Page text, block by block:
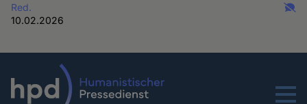
Red.
10.02.2026
Menu